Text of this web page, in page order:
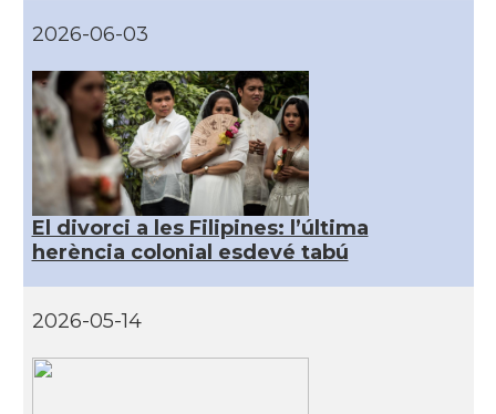
2026-06-03
El divorci a les Filipines: l’última
herència colonial esdevé tabú
2026-05-14